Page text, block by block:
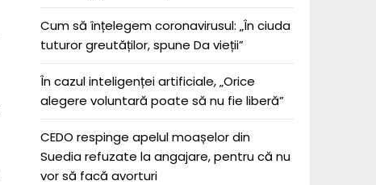
Cum să înțelegem coronavirusul: „În ciuda
tuturor greutăților, spune Da vieții”
În cazul inteligenței artificiale, „Orice
alegere voluntară poate să nu fie liberă”
CEDO respinge apelul moașelor din
Suedia refuzate la angajare, pentru că nu
vor să facă avorturi